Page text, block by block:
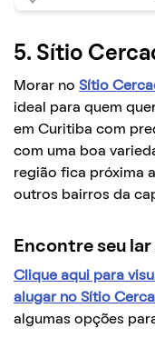
5. Sítio
Morar no Sítio
ideal para quem
em Curitiba com
com uma boa
região fica próxima
outros bairros da
Encontre seu
Clique aqui para
alugar no Sítio
algumas opções